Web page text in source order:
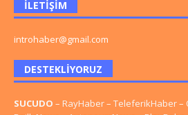
İLETIŞIM
introhaber@gmail.com
DESTEKLIYORUZ
SUCUDO – RayHaber– TeleferikHaber–